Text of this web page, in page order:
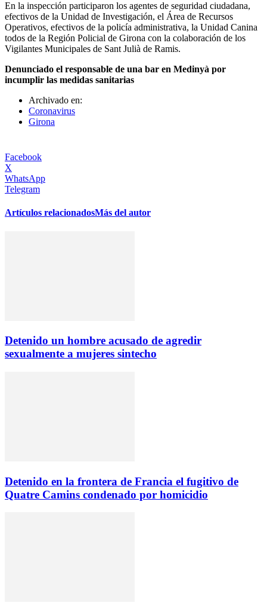
En la inspección participaron los agentes de seguridad ciudadana,
efectivos de la Unidad de Investigación, el Área de Recursos
Operativos, efectivos de la policía administrativa, la Unidad Canina
todos de la Región Policial de Girona con la colaboración de los
Vigilantes Municipales de Sant Julià de Ramis.
Denunciado el responsable de una bar en Medinyà por
incumplir las medidas sanitarias
Archivado en:
Coronavirus
Girona
Facebook
X
WhatsApp
Telegram
Artículos relacionadosMás del autor
Detenido un hombre acusado de agredir
sexualmente a mujeres sintecho
Detenido en la frontera de Francia el fugitivo de
Quatre Camins condenado por homicidio